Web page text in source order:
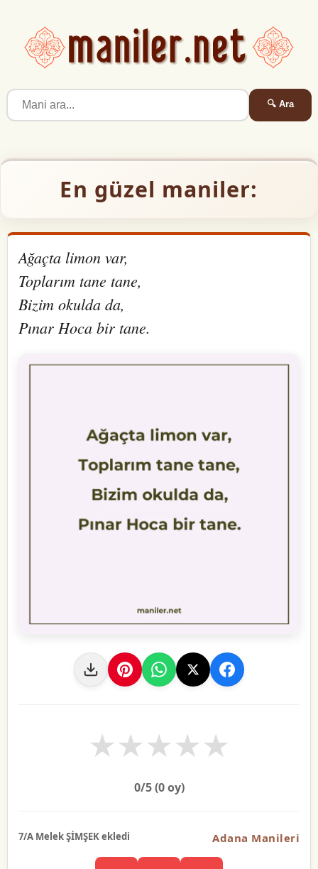
🔍 Ara
En güzel maniler:
Ağaçta limon var,
Toplarım tane tane,
Bizim okulda da,
Pınar Hoca bir tane.
★
★
★
★
★
0/5 (0oy)
7/A Melek ŞİMŞEK ekledi Adana Manileri